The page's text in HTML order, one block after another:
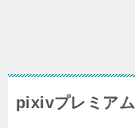
pixivプレミアム